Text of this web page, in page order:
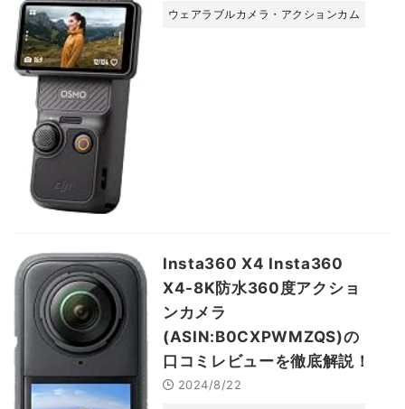
ウェアラブルカメラ・アクションカム
Insta360 X4 Insta360
X4-8K防水360度アクショ
ンカメラ
(ASIN:B0CXPWMZQS)の
口コミレビューを徹底解説！
2024/8/22